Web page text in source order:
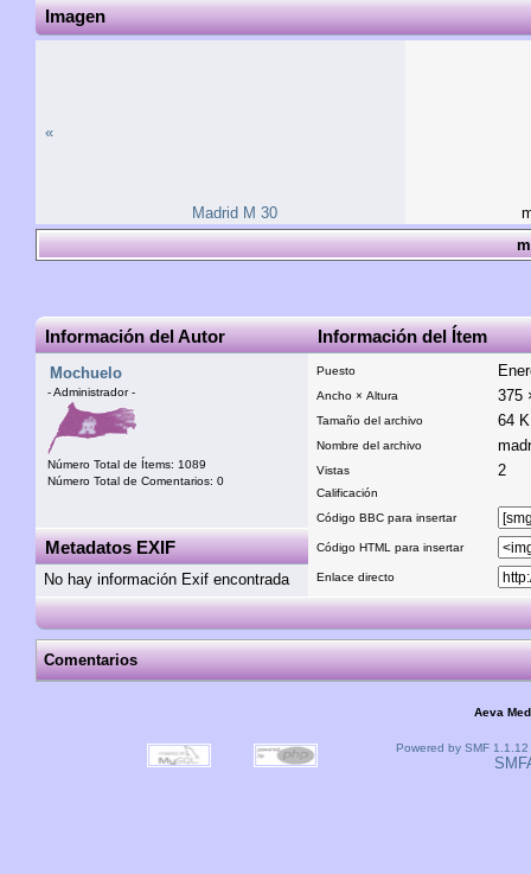
Imagen
«
Madrid M 30
Información del Autor Información del Ítem
Mochuelo
- Administrador -
Número Total de Ítems: 1089
Número Total de Comentarios: 0
Puesto
Ancho × Altura 375
Tamaño del archivo 64
Nombre del archivo
Vistas 2
Calificación
Código BBC para insertar
Código HTML para insertar
Enlace directo
Metadatos EXIF
No hay información Exif encontrada
Comentarios
Aeva
Powered by SMF 1.1.12